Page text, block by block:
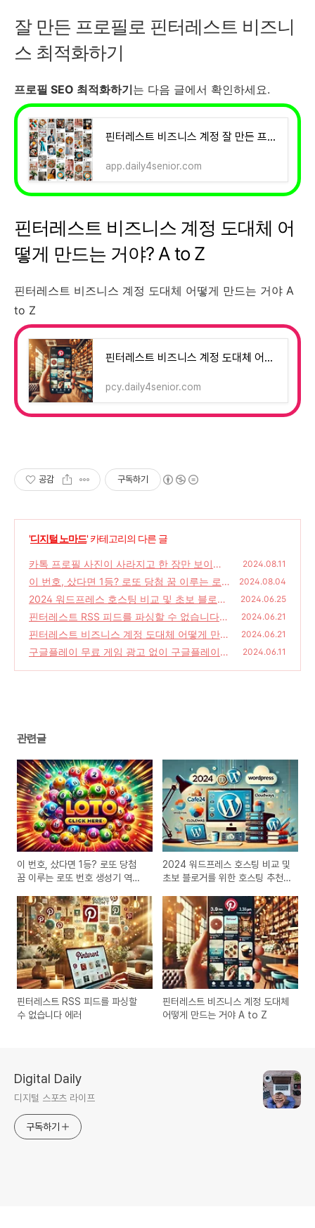
잘 만든 프로필로 핀터레스트 비즈니
스 최적화하기
프로필 SEO 최적화하기는 다음 글에서 확인하세요.
핀터레스트 비즈니스 계정 잘 만든 프로필로 seo 최적화하기
app.daily4senior.com
핀터레스트 비즈니스 계정 도대체 어
떻게 만드는 거야? A to Z
핀터레스트 비즈니스 계정 도대체 어떻게 만드는 거야 A
to Z
핀터레스트 비즈니스 계정 도대체 어떻게 만드는 거야 A to Z
pcy.daily4senior.com
공감 구독하기
'디지털 노마드' 카테고리의 다른 글
카톡 프로필 사진이 사라지고 한 장만 보이는
현상 해결 방법 카카오 톡 사진이 사라졌다고?
(1)
2024.08.11
이 번호, 샀다면 1등? 로또 당첨 꿈 이루는 로
또 번호 생성기 역대급 꿀팁 대방출
(0)
2024.08.04
2024 워드프레스 호스팅 비교 및 초보 블로거
를 위한 호스팅 추천 할인 코드
(0)
2024.06.25
핀터레스트 RSS 피드를 파싱할 수 없습니다
에러
(0)
2024.06.21
핀터레스트 비즈니스 계정 도대체 어떻게 만드
는 거야 A to Z
(0)
2024.06.21
구글플레이 무료 게임 광고 없이 구글플레이
2024.06.11
관련글
이 번호, 샀다면 1등? 로또 당첨
꿈 이루는 로또 번호 생성기 역대
2024 워드프레스 호스팅 비교 및
초보 블로거를 위한 호스팅 추천
핀터레스트 RSS 피드를 파싱할
수 없습니다 에러
핀터레스트 비즈니스 계정 도대체
어떻게 만드는 거야 A to Z
Digital Daily
디지털 스포츠 라이프
구독하기